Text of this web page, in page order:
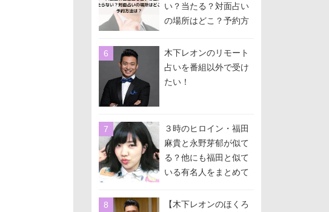
い？当たる？対面占い
の場所はどこ？予約方
木下レオンのリモート
占いを番組以外で受け
たい！
３時のヒロイン・福田
麻貴と永野芽郁が似て
る？他にも福田と似て
いる有名人をまとめて
【木下レオンのほくろ